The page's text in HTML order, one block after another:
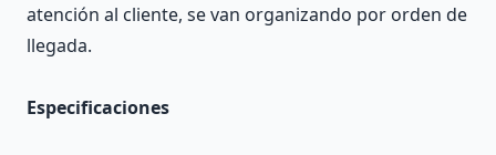
atención al cliente, se van organizando por orden de
llegada.
Especificaciones